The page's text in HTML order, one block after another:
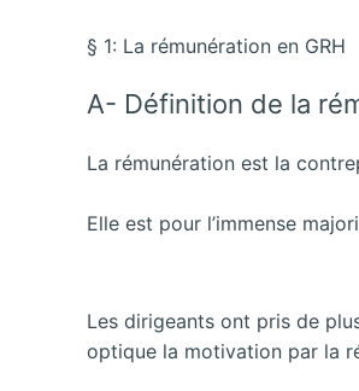
§ 1: La rémunération en GRH
A- Définition de la
La rémunération est la
Elle est pour l’immense
Les dirigeants ont pris de
optique la motivation par la